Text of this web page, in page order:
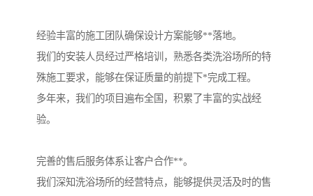
经验丰富的施工团队确保设计方案能够**落地。
我们的安装人员经过严格培训，熟悉各类洗浴场所的特
殊施工要求，能够在保证质量的前提下*完成工程。
多年来，我们的项目遍布全国，积累了丰富的实战经
验。
完善的售后服务体系让客户合作**。
我们深知洗浴场所的经营特点，能够提供灵活及时的售